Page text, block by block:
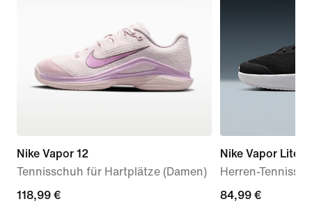
Nike Vapor 12
Tennisschuh für Hartplätze (Damen)
current
118,99 €
Nike Vapor Lite 3
Herren-
84,99 €
84,99 €